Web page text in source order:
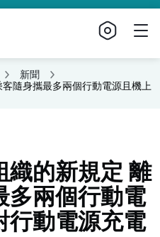
新聞
隨身攜最多兩個行動電源且機上
織的新規定 離
多兩個行動電
行動電源充電